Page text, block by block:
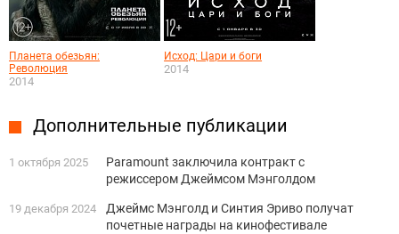
Планета обезьян:
Революция
2014
Исход: Цари и боги
2014
Дополнительные публикации
1 октября 2025
Paramount заключила контракт с
режиссером Джеймсом Мэнголдом
19 декабря 2024
Джеймс Мэнголд и Синтия Эриво получат
почетные награды на кинофестивале